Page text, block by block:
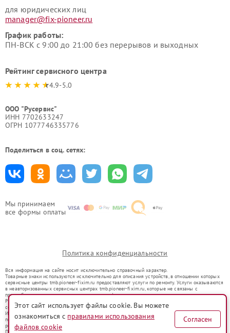
Мы принимаем
все формы оплаты
для юридических лиц
manager@fix-pioneer.ru
График работы:
ПН-ВСК с 9:00 до 21:00 без перерывов и выходных
Рейтинг сервисного центра
4.9-5.0
ООО "Русервис"
ИНН 7702633247
ОГРН 1077746335776
Поделиться в соц. сетях:
Политика конфиденциальности
Вся информация на сайте носит исключительно справочный характер.
Товарные знаки используются исключительно для описания устройств, в отношении которых
сервисные центры tmb.pioneer-fixim.ru предоставляют услуги по ремонту. Услуги оказываются
в неавторизованных сервисных центрах tmb.pioneer-fixim.ru, которые не связаны с
правообладателями товарных знаков или их официальными представителями.
Ремонт осуществляется для устройств, уже введенных в гражданский оборот в соответствии
со статьей 1487 ГК РФ.
Использование товарных знаков не преследует цели индивидуализации услуг или введения
потребителей в заблуждение, а служит для информирования о предоставляемых услугах по
ремонту техники указанных брендов.
Представленная на сайте информация не является публичной офертой, определяемой
Этот сайт использует файлы cookie. Вы можете
ознакомиться с правилами использования
файлов cookie
Согласен